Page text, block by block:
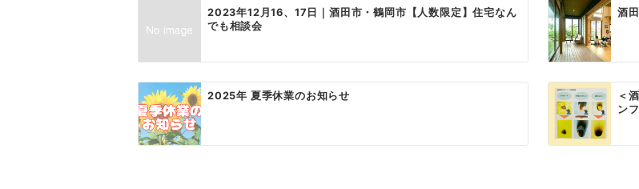
2023年12月16、17日｜酒田市・鶴岡市【人数限定】住宅なん
でも相談会
酒
2025年 夏季休業のお知らせ
＜
ン